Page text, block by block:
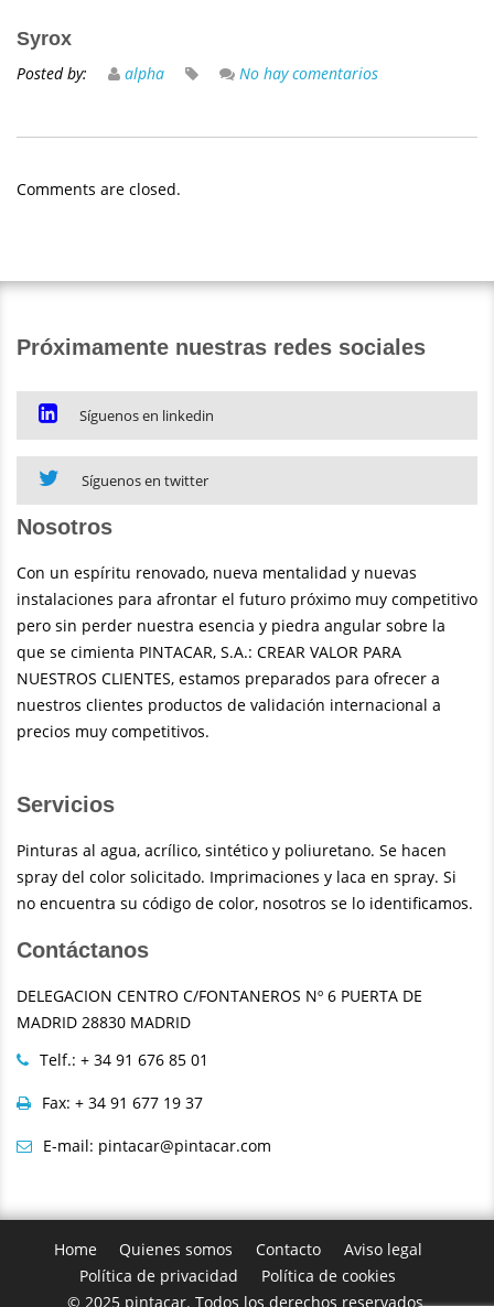
Syrox
Posted by: alpha No hay comentarios
Comments are closed.
Próximamente nuestras redes sociales
Síguenos en linkedin
Síguenos en twitter
Nosotros
Con un espíritu renovado, nueva mentalidad y nuevas
instalaciones para afrontar el futuro próximo muy competitivo
pero sin perder nuestra esencia y piedra angular sobre la
que se cimienta PINTACAR, S.A.: CREAR VALOR PARA
NUESTROS CLIENTES, estamos preparados para ofrecer a
nuestros clientes productos de validación internacional a
precios muy competitivos.
Servicios
Pinturas al agua, acrílico, sintético y poliuretano. Se hacen
spray del color solicitado. Imprimaciones y laca en spray. Si
no encuentra su código de color, nosotros se lo identificamos.
Contáctanos
DELEGACION CENTRO C/FONTANEROS Nº 6 PUERTA DE
MADRID 28830 MADRID
Telf.: + 34 91 676 85 01
Fax: + 34 91 677 19 37
E-mail: pintacar@pintacar.com
Home Quienes somos Contacto
Aviso legal
Política de privacidad
Política de cookies
© 2025 pintacar. Todos los derechos reservados.